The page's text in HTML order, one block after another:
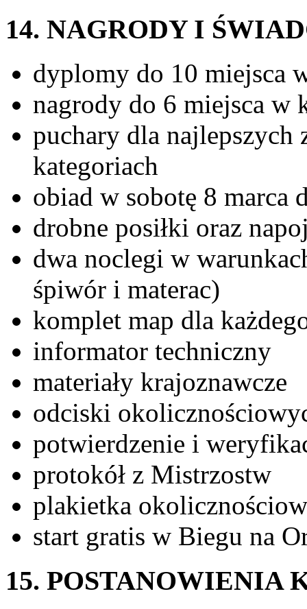
14. NAGRODY I
dyplomy do 10 miejsca
nagrody do 6 miejsca w
puchary dla najlepszych
kategoriach
obiad w sobotę 8 marca
drobne posiłki oraz
dwa noclegi w
śpiwór i materac)
komplet map dla
informator techniczny
materiały krajoznawcze
odciski
potwierdzenie i
protokół z Mistrzostw
plakietka
start gratis w Biegu na
15. POSTANOWIENIA